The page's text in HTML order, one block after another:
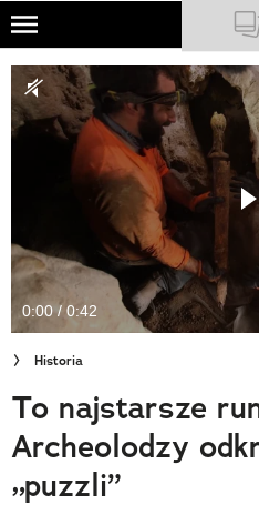
Skip
main
content
NATIONAL GEOGRAPHIC
TRAVELER
PODCASTY
Newsletter
Cuda Polski
Wielki Konkurs Fotograficzny
Trendbook Podróżniczy
Polecane
0:00 / 0:42
Historia
To najstarsze
Archeolodzy
„puzzli”